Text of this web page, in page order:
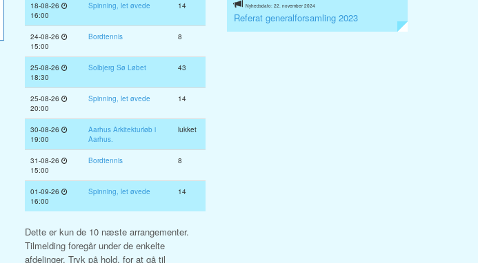
18-08-26
16:00
Spinning, let øvede 14
24-08-26
15:00
Bordtennis 8
25-08-26
18:30
Solbjerg Sø Løbet 43
25-08-26
20:00
Spinning, let øvede 14
30-08-26
19:00
Aarhus Arkitekturløb i
Aarhus.
lukket
31-08-26
15:00
Bordtennis 8
01-09-26
16:00
Spinning, let øvede 14
Dette er kun de 10 næste arrangementer.
Tilmelding foregår under de enkelte
afdelinger. Tryk på hold, for at gå til
Nyhedsdato: 22. november 2024
Referat generalforsamling 2023